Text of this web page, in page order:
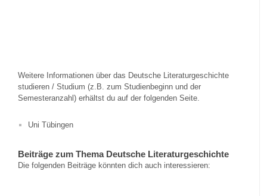
Weitere Informationen über das Deutsche Literaturgeschichte
studieren / Studium (z.B. zum Studienbeginn und der
Semesteranzahl) erhältst du auf der folgenden Seite.
Uni Tübingen
Beiträge zum Thema Deutsche Literaturgeschichte
Die folgenden Beiträge könnten dich auch interessieren: